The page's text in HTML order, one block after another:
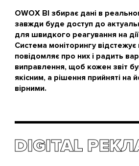
OWOX BI збирає дані в
завжди буде доступ до
для швидкого реагування на дії
Система моніторингу
повідомляє про них і радить
виправлення, щоб кожен звіт
якісним, а рішення прийняті на
вірними.
DIGITAL
DIGITAL